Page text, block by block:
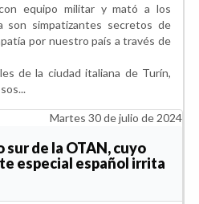
equipo militar y mató a los
son simpatizantes secretos de
por nuestro país a través de
de la ciudad italiana de Turín,
Martes 30 de julio de 2024
de la OTAN, cuyo
especial español irrita